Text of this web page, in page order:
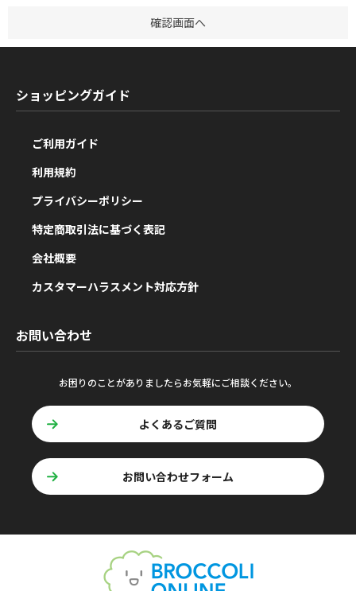
ショッピングガイド
ご利用ガイド
利用規約
プライバシーポリシー
特定商取引法に基づく表記
会社概要
カスタマーハラスメント対応方針
お問い合わせ
お困りのことがありましたらお気軽にご相談ください。
よくあるご質問
お問い合わせフォーム